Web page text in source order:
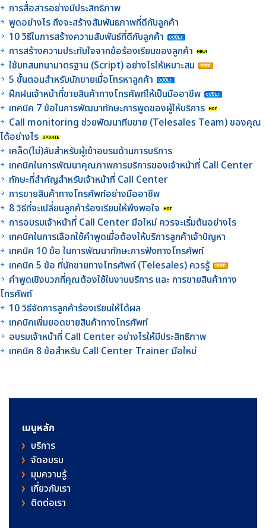
การสื่อสารอย่างมีประสิทธิภาพ
พูดอย่างไร ถึงจะสร้างสัมพันธภาพที่ดีกับลูกค้า
10 วิธีในการสร้างความสัมพันธ์ที่ดีกับลูกค้า
การสร้างความประทับใจจากข้อร้องเรียนของลูกค้า
ใช้บทสนทนามาตรฐาน (Script) อย่างไรให้เหมาะสม
5 ขั้นตอนสำหรับนักขายเมื่อโทรหาลูกค้า
ฝึกฝนเจ้าหน้าที่ขายสินค้าทางโทรศัพท์ให้เป็นมืออาชีพ
เทคนิค 7 ข้อในการพัฒนาทักษะการพูดของผู้ให้บริการ
Call monitoring ช่วยพัฒนาทีมขาย (Telesales Team) ของคุณ
ได้อย่างไร
เคล็ด(ไม่)ลับสำหรับผู้เข้าอบรมด้านการบริการ
เทคนิคในการพัฒนาคุณภาพการบริการของเจ้าหน้าที่ Call Center
ทักษะที่สำคัญสำหรับเจ้าหน้าที่ Call Center
การขายสินค้าทางโทรศัพท์อย่างมืออาชีพ
8 วิธีที่จะเปลี่ยนลูกค้าร้องเรียนให้พึงพอใจ
การอบรมเจ้าหน้าที่ Call Center มือใหม่ ควรจะเริ่มต้นอย่างไร
เทคนิคในการเลือกใช้คำพูดเมื่อต้องให้บริการลูกค้าเจ้าปัญหา
เทคนิค 10 ข้อ ในการพัฒนาทักษะการฟังทางโทรศัพท์
เทคนิค 5 ข้อ ที่นักขายทางโทรศัพท์ (Telesales) ควรรู้
คำพูดเชิงบวกที่คุณต้องใช้ในงานบริการ และ การขายสินค้าทาง
โทรศัพท์
10 วิธีจัดการลูกค้าร้องเรียนให้ได้ผล
เทคนิคเพิ่มยอดขายสินค้าทางโทรศัพท์
อบรมเจ้าหน้าที่ Call Center อย่างไรให้มีประสิทธิภาพ
เทคนิค 8 ข้อสำหรับ Call Center Trainer มือใหม่
เมนูหลัก
บริการ
จัดอบรม
มุมความรู้
เกี่ยวกับเรา
ติดต่อเรา